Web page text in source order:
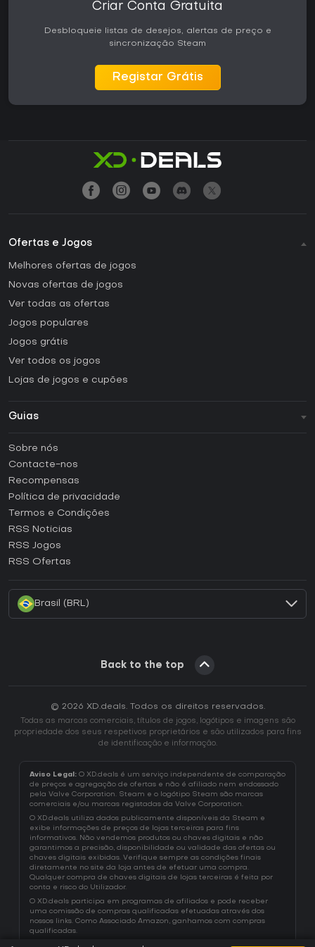
Criar Conta Gratuita
Desbloqueie listas de desejos, alertas de preço e
sincronização Steam
Registar Grátis
Ofertas e Jogos
Melhores ofertas de jogos
Novas ofertas de jogos
Ver todas as ofertas
Jogos populares
Jogos grátis
Ver todos os jogos
Lojas de jogos e cupões
Guias
Como ativar uma CD Key Steam?
Como ativar uma CD Key Epic Games?
Como ativar uma CD Key GOG?
Como ativar uma CD Key Ubisoft Connect?
Sobre nós
Contacte-nos
Recompensas
Política de privacidade
Termos e Condições
RSS Noticias
RSS Jogos
RSS Ofertas
Brasil (BRL)
Back to the top
© 2026 XD.deals. Todos os direitos reservados.
Todas as marcas comerciais, títulos de jogos, logótipos e imagens são
propriedade dos seus respetivos proprietários e são utilizados para fins
de identificação e informação.
Aviso Legal: O XD.deals é um serviço independente de comparação
de preços e agregação de ofertas e não é afiliado nem endossado
pela Valve Corporation. Steam e o logótipo Steam são marcas
comerciais e/ou marcas registadas da Valve Corporation.
O XD.deals utiliza dados publicamente disponíveis da Steam e
exibe informações de preços de lojas terceiras para fins
informativos. Não vendemos produtos ou chaves digitais e não
garantimos a precisão, disponibilidade ou validade das ofertas ou
chaves digitais exibidas. Verifique sempre as condições finais
diretamente no site da loja antes de efetuar uma compra.
Qualquer compra de chaves digitais de lojas terceiras é feita por
conta e risco do Utilizador.
O XD.deals participa em programas de afiliados e pode receber
uma comissão de compras qualificadas efetuadas através dos
nossos links. Como Associado Amazon, ganhamos com compras
qualificadas.